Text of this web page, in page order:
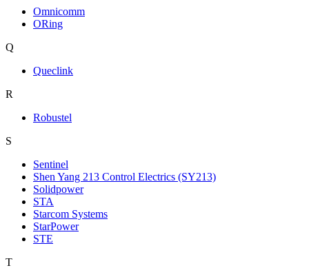
Omnicomm
ORing
Q
Queclink
R
Robustel
S
Sentinel
Shen Yang 213 Control Electrics (SY213)
Solidpower
STA
Starcom Systems
StarPower
STE
T